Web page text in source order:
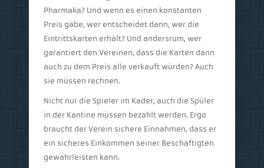
Pharmaka? Und wenn es einen konstanten
Preis gäbe, wer entscheidet dann, wer die
Eintrittskarten erhält? Und andersrum, wer
garantiert den Vereinen, dass die Karten dann
auch zu dem Preis alle verkauft würden? Auch
sie müssen rechnen.
Nicht nur die Spieler im Kader, auch die Spüler
in der Kantine müssen bezahlt werden. Ergo
braucht der Verein sichere Einnahmen, dass er
ein sicheres Einkommen seiner Beschäftigten
gewährleisten kann.